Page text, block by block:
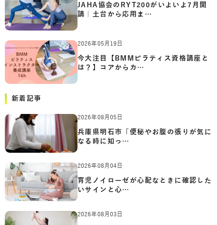
JAHA協会のRYT200がいよいよ7月開
講｜土台から応用ま…
2026年05月19日
今大注目【BMMピラティス資格講座と
は？】コアからカ…
新着記事
2026年08月05日
兵庫県明石市「便秘やお腹の張りが気に
なる時に知っ…
2026年08月04日
育児ノイローゼが心配なときに確認した
いサインと心…
2026年08月03日